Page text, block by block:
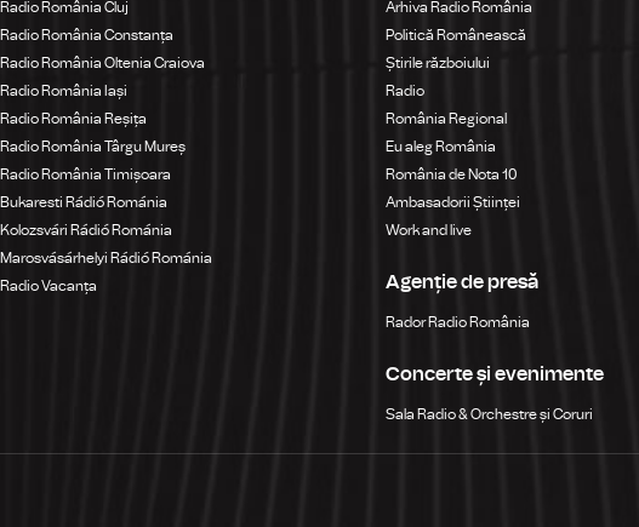
Radio România Cluj
Radio România Constanța
Radio România Oltenia Craiova
Radio România Iași
Radio România Reșița
Radio România Târgu Mureș
Radio România Timișoara
Bukaresti Rádió Románia
Kolozsvári Rádió Románia
Marosvásárhelyi Rádió Románia
Radio Vacanța
Arhiva Radio România
Politică Românească
Știrile războiului
Radio
România Regional
Eu aleg România
România de Nota 10
Ambasadorii Științei
Work and live
Agenție de presă
Rador Radio România
Concerte și evenimente
Sala Radio & Orchestre și Coruri